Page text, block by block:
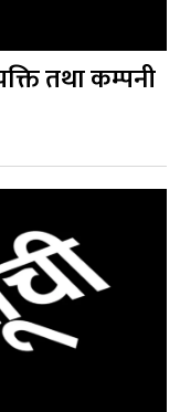
तथा कम्पनी